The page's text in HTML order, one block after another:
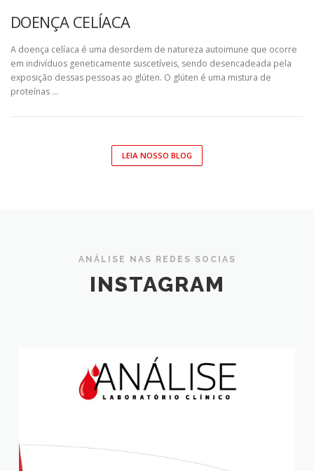
DOENÇA CELÍACA
A doença celíaca é uma desordem de natureza autoimune que ocorre
em indivíduos geneticamente suscetíveis, sendo desencadeada pela
exposição dessas pessoas ao glúten. O glúten é uma mistura de
proteínas …
LEIA NOSSO BLOG
ANÁLISE NAS REDES SOCIAS
INSTAGRAM